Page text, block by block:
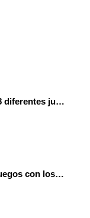
Programa con Scratch, 8 diferentes juegos para vivir la emoción de los partidos de España en el mundial 2026
Programa con Scratch juegos con los partidos del mundial 2026 ganados por España